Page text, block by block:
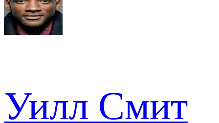
Уилл Смит